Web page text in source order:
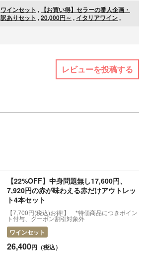
ワインセット , 【お買い得】セラーの番人企画・
訳ありセット ,20,000円～ , イタリアワイン,
レビューを投稿する
【22%OFF】中身問題無し17,600円、
7,920円の赤が味わえる赤だけアウトレッ
ト4本セット
【7,700円(税込)お得!】 *特価商品につきポイン
ト付与、クーポン割引対象外
ワインセット
26,400円（税込）